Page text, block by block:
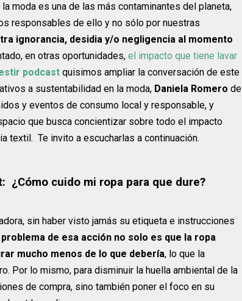
moda es una de las más contaminantes del planeta,
responsables de ello y no sólo por nuestras
ignorancia, desidia y/o negligencia al momento
en otras oportunidades, el impacto que tiene lavar
podcast quisimos ampliar la conversación de este
a sustentabilidad en la moda, Daniela Romero de
y eventos de consumo local y responsable, y
que busca concientizar sobre todo el impacto
textil. Te invito a escucharlas a continuación.
¿Cómo cuido mi ropa para que dure?
sin haber visto jamás su etiqueta e instrucciones
problema de esa acción no solo es que la ropa
mucho menos de lo que debería, lo que la
Por lo mismo, para disminuir la huella ambiental de la
de compra, sino también poner el foco en su